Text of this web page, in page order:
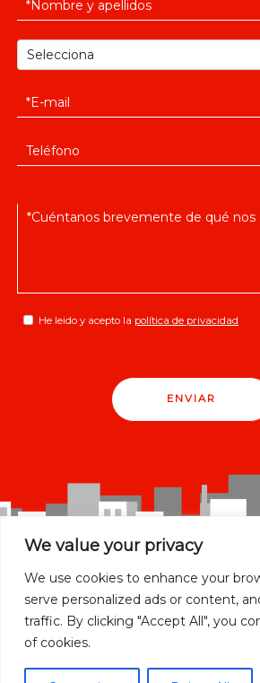
We value your privacy
We use cookies to enhance your
serve personalized ads or content,
traffic. By clicking "Accept All", you
of cookies.
He leido y acepto la política de privacidad
ENVIAR